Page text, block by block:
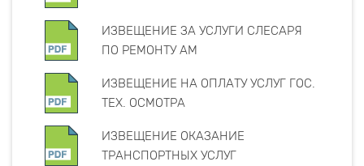
ИЗВЕЩЕНИЕ ЗА УСЛУГИ СЛЕСАРЯ
ПО РЕМОНТУ АМ
ИЗВЕЩЕНИЕ НА ОПЛАТУ УСЛУГ ГОС.
ТЕХ. ОСМОТРА
ИЗВЕЩЕНИЕ ОКАЗАНИЕ
ТРАНСПОРТНЫХ УСЛУГ